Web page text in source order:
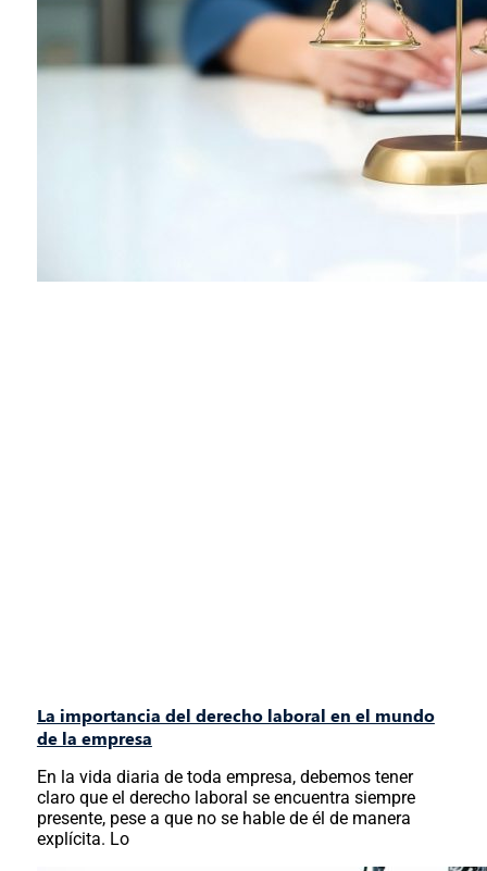
La importancia del derecho laboral en el mundo
de la empresa
En la vida diaria de toda empresa, debemos tener
claro que el derecho laboral se encuentra siempre
presente, pese a que no se hable de él de manera
explícita. Lo